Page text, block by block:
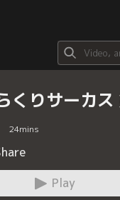
くりサーカ
24mins
Play